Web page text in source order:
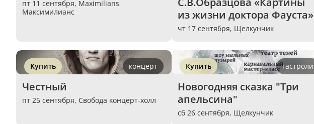
пт 11 сентября, Maximilians
Максимилианс
из жизни доктора Фауста»
чт 17 сентября, Щелкунчик
Купить концерт
Честный
пт 25 сентября, Свобода концерт-холл
Купить гастроли
Новогодняя сказка "Три
апельсина"
сб 26 сентября, Щелкунчик